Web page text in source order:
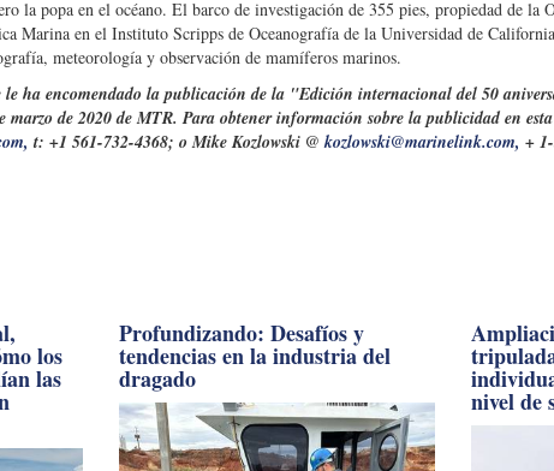
la popa en el océano. El barco de investigación de 355 pies, propiedad de la
Marina en el Instituto Scripps de Oceanografía de la Universidad de
meteorología y observación de mamíferos marinos.
le ha encomendado la publicación de la "Edición internacional del 50
de 2020 de MTR. Para obtener información sobre la publicidad en
, t: +1 561-732-4368; o Mike Kozlowski @ kozlowski@marinelink.com, +
los
las
Profundizando: Desafíos y
tendencias en la industria del
dragado
nivel de